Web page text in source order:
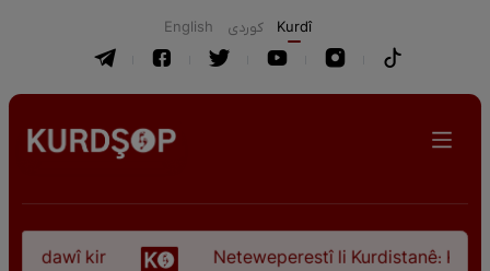
English كوردی Kurdî
dawî kir Neteweperestî li Kurdistanê: